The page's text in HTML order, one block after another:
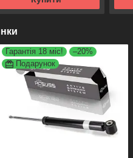
Гарантія 18 міс!
–20%
Подарунок